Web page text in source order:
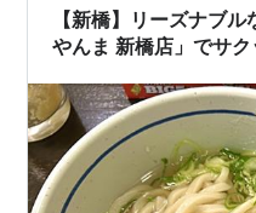
り，その折にはうどんそ
味しかった記憶がありま
【新橋】リーズナブ
やんま 新橋店」でサ